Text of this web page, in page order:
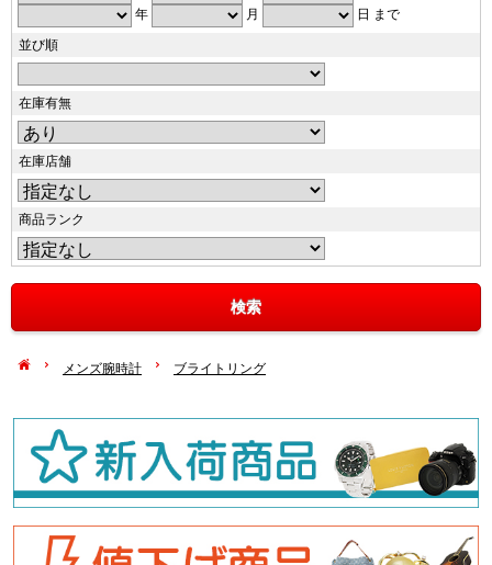
年
月
日 まで
並び順
在庫有無
在庫店舗
商品ランク
メンズ腕時計 ブライトリング